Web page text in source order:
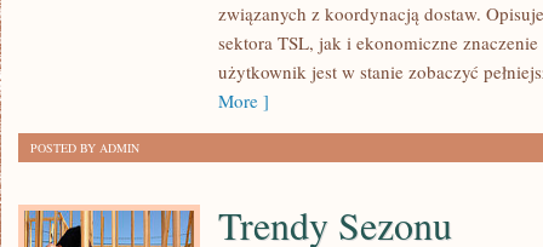
REGULACJEzwiązanych z koordynacją dostaw.
sektora TSL, jak i ekonomiczne
użytkownik jest w stanie zobaczyć
More ]
POSTED BY ADMIN
Trendy Sezonu